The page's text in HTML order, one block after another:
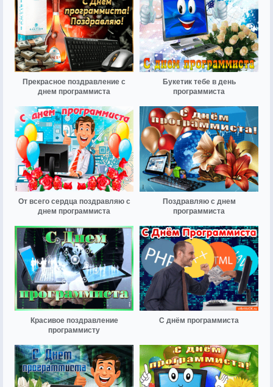
Прекрасное поздравление с
днем программиста
Букетик тебе в день
программиста
От всего сердца поздравляю с
днем программиста
Поздравляю с днем
программиста
Красивое поздравление
программисту
С днём программиста